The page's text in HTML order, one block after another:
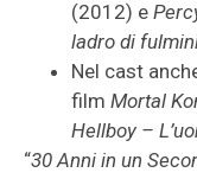
(2012) e
ladro di
Nel cast
film Mortal
Hellboy –
“30 Anni in un